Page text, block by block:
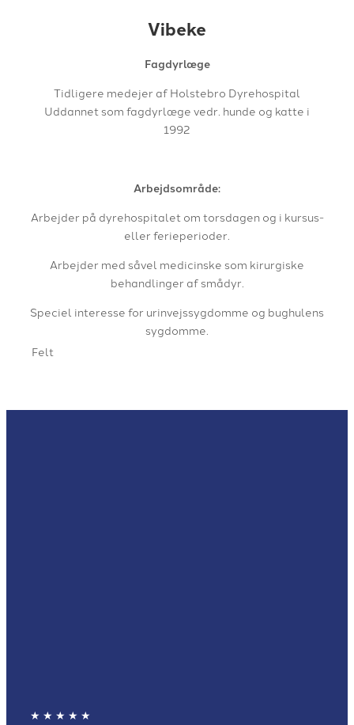
Vibeke
Fagdyrlæge
Tidligere medejer af Holstebro Dyrehospital
Uddannet som fagdyrlæge vedr. hunde og katte i
1992
Arbejdsområde:
Arbejder på dyrehospitalet om torsdagen og i kursus-
eller ferieperioder.
​Arbejder med såvel medicinske som kirurgiske
behandlinger af smådyr.
Speciel interesse for urinvejssygdomme og bughulens
sygdomme.
Felt
★ ★ ★​ ★ ★​​​